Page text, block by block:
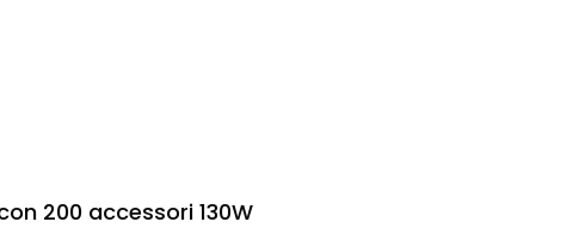
200 accessori 130W